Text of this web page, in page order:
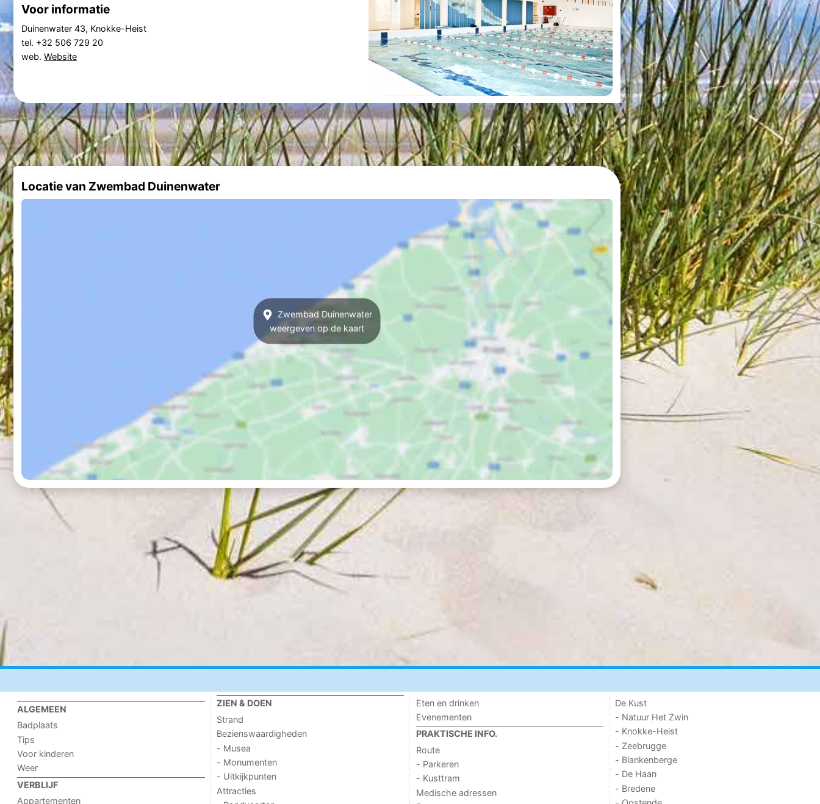
Voor informatie
Duinenwater 43, Knokke-Heist
tel. +32 506 729 20
web. Website
Locatie van Zwembad Duinenwater
Zwembad Duinenwater
weergeven op de kaart
ALGEMEEN
Badplaats
Tips
Voor kinderen
Weer
VERBLIJF
Appartementen
ZIEN & DOEN
Strand
Bezienswaardigheden
- Musea
- Monumenten
- Uitkijkpunten
Attracties
Eten en drinken
Evenementen
PRAKTISCHE INFO.
Route
- Parkeren
- Kusttram
Medische adressen
De Kust
- Natuur Het Zwin
- Knokke-Heist
- Zeebrugge
- Blankenberge
- De Haan
- Bredene